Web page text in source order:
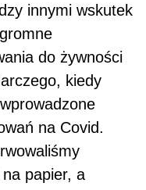
innymi wskutek
do żywności
kiedy
na Covid.
papier, a